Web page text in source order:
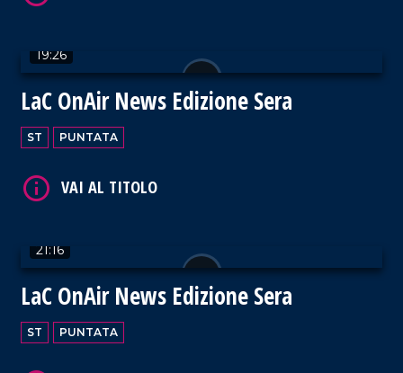
19:26
LaC OnAir News Edizione Sera
ST PUNTATA
21:16
LaC OnAir News Edizione Sera
ST PUNTATA
VAI AL TITOLO
VAI AL TITOLO